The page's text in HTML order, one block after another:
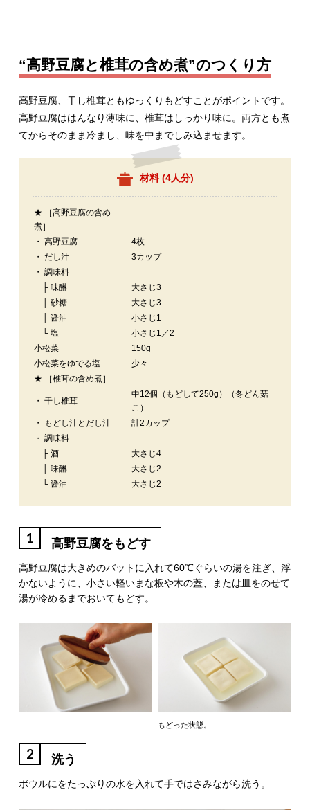
“高野豆腐と椎茸の含め煮”のつくり方
高野豆腐、干し椎茸ともゆっくりもどすことがポイントです。
高野豆腐ははんなり薄味に、椎茸はしっかり味に。両方とも煮
てからそのまま冷まし、味を中までしみ込ませます。
材料 (4人分)
★ ［高野豆腐の含め
煮］
・ 高野豆腐
4枚
・ だし汁
3カップ
・ 調味料
├ 味醂
大さじ3
├ 砂糖
大さじ3
├ 醤油
小さじ1
└ 塩
小さじ1／2
小松菜
150g
小松菜をゆでる塩
少々
★ ［椎茸の含め煮］
・ 干し椎茸
中12個（もどして250g）（冬どん菇
こ）
・ もどし汁とだし汁
計2カップ
・ 調味料
├ 酒
大さじ4
├ 味醂
大さじ2
└ 醤油
大さじ2
1 高野豆腐をもどす
高野豆腐は大きめのバットに入れて60℃ぐらいの湯を注ぎ、浮
かないように、小さい軽いまな板や木の蓋、または皿をのせて
湯が冷めるまでおいてもどす。
もどった状態。
2 洗う
ボウルにをたっぷりの水を入れて手ではさみながら洗う。